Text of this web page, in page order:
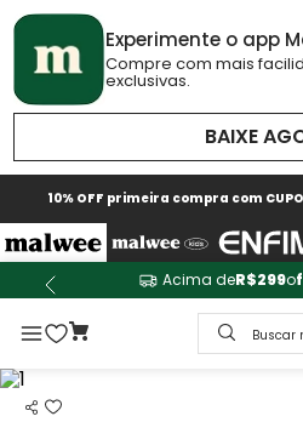
Experimente o app
Compre com mais
exclusivas.
BAIXE
10% OFF primeira compra com
Acima deR$299o
Buscar no